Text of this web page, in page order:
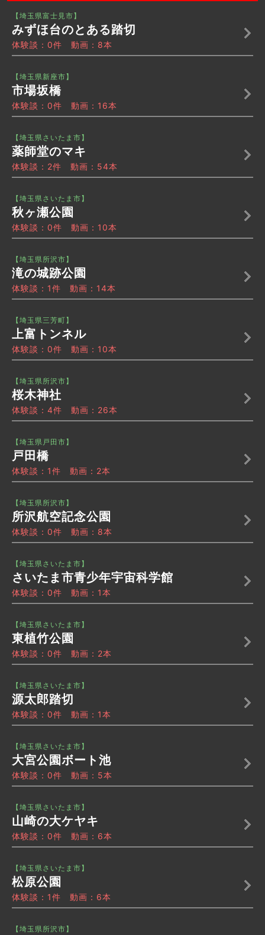
【埼玉県富士見市】
みずほ台のとある踏切
体験談：0件 動画：8本
【埼玉県新座市】
市場坂橋
体験談：0件 動画：16本
【埼玉県さいたま市】
薬師堂のマキ
体験談：2件 動画：54本
【埼玉県さいたま市】
秋ヶ瀬公園
体験談：0件 動画：10本
【埼玉県所沢市】
滝の城跡公園
体験談：1件 動画：14本
【埼玉県三芳町】
上富トンネル
体験談：0件 動画：10本
【埼玉県所沢市】
桜木神社
体験談：4件 動画：26本
【埼玉県戸田市】
戸田橋
体験談：1件 動画：2本
【埼玉県所沢市】
所沢航空記念公園
体験談：0件 動画：8本
【埼玉県さいたま市】
さいたま市青少年宇宙科学館
体験談：0件 動画：1本
【埼玉県さいたま市】
東植竹公園
体験談：0件 動画：2本
【埼玉県さいたま市】
源太郎踏切
体験談：0件 動画：1本
【埼玉県さいたま市】
大宮公園ボート池
体験談：0件 動画：5本
【埼玉県さいたま市】
山崎の大ケヤキ
体験談：0件 動画：6本
【埼玉県さいたま市】
松原公園
体験談：1件 動画：6本
【埼玉県所沢市】